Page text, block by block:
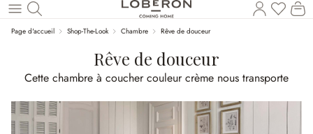
Revenir au contenu principal
Vous
Page d'accueil Shop-The-Look Chambre Rêve de douceur
Rêve de douceur
Cette chambre à coucher couleur crème nous transporte